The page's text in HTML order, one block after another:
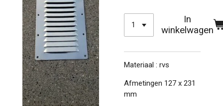
In
winkelwagen
Materiaal : rvs
Afmetingen 127 x 231
mm